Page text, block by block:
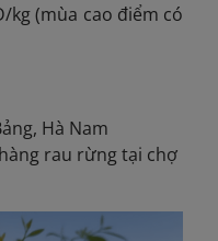
kg (mùa cao điểm có
Hà Nam
rau rừng tại chợ